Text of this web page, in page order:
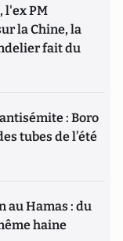
l'ex PM
la Chine, la
fait du
: Boro
tubes de l’été
au Hamas : du
haine